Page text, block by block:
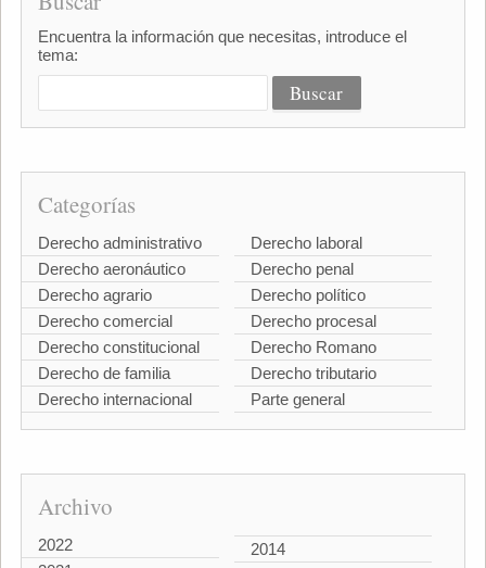
Encuentra la información que necesitas, introduce el
tema:
Categorías
Derecho administrativo
Derecho aeronáutico
Derecho agrario
Derecho comercial
Derecho constitucional
Derecho de familia
Derecho internacional
Derecho laboral
Derecho penal
Derecho político
Derecho procesal
Derecho Romano
Derecho tributario
Parte general
Archivo
2022
2014